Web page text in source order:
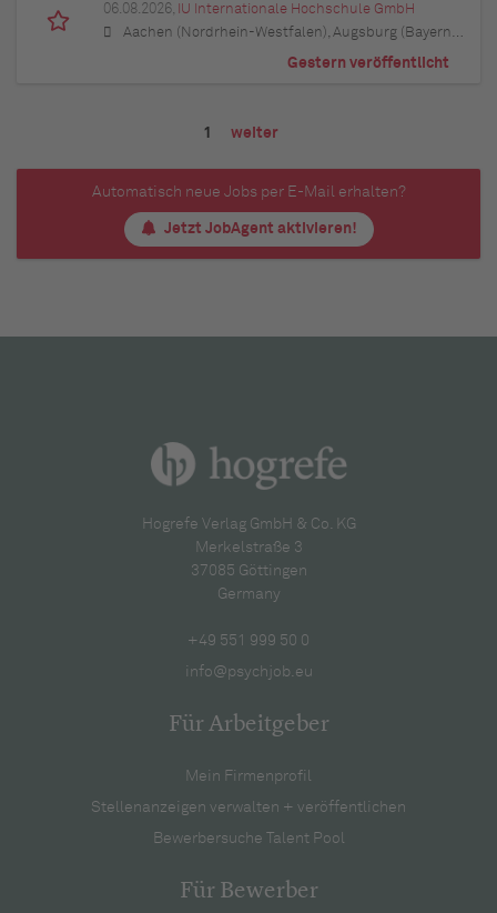
06.08.2026,
IU Internationale Hochschule GmbH
Aachen (Nordrhein-Westfalen), Augsburg (Bayern), Berlin, Bielefeld (Nordrhein-Westfalen), Bochum (Nordrhein-Westfalen), Bonn (Nordrhein-Westfalen), Braunschweig (Niedersachsen), Bremen, Dortmund (Nordrhein-Westfalen), Dresden (Sachsen), Duisburg (Nordrhein-Westfalen), Düsseldorf (Nordrhein-Westfalen), Erfurt (Thüringen), Essen (Nordrhein-Westfalen), Freiburg im Breisgau (Baden-Württemberg), Hamburg, Hannover (Niedersachsen), Karlsruhe (Baden-Württemberg), Kiel (Schleswig-Holstein), Köln (Nordrhein-Westfalen), Leipzig (Sachsen), Lübeck (Schleswig-Holstein), München (Bayern), Mannheim (Baden-Württemberg), München (Bayern), Münster (Nordrhein-Westfalen), Nürnberg (Bayern), Regensburg (Bayern), Rostock (Mecklenburg-Vorpommern), Stuttgart (Baden-Württemberg), Ulm (Baden-Württemberg), Wuppertal (Nordrhein-Westfalen)
Gestern veröffentlicht
1 weiter
Automatisch neue Jobs per E-Mail erhalten?
Jetzt JobAgent aktivieren!
Hogrefe Verlag GmbH & Co. KG
Merkelstraße 3
37085 Göttingen
Germany
+49 551 999 50 0
info@psychjob.eu
Für Arbeitgeber
Mein Firmenprofil
Stellenanzeigen verwalten + veröffentlichen
Bewerbersuche Talent Pool
Für Bewerber